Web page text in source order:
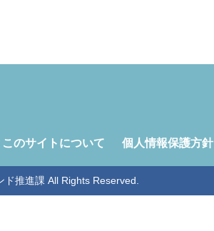
このサイトについて 個人情報保護方針
推進課 All Rights Reserved.